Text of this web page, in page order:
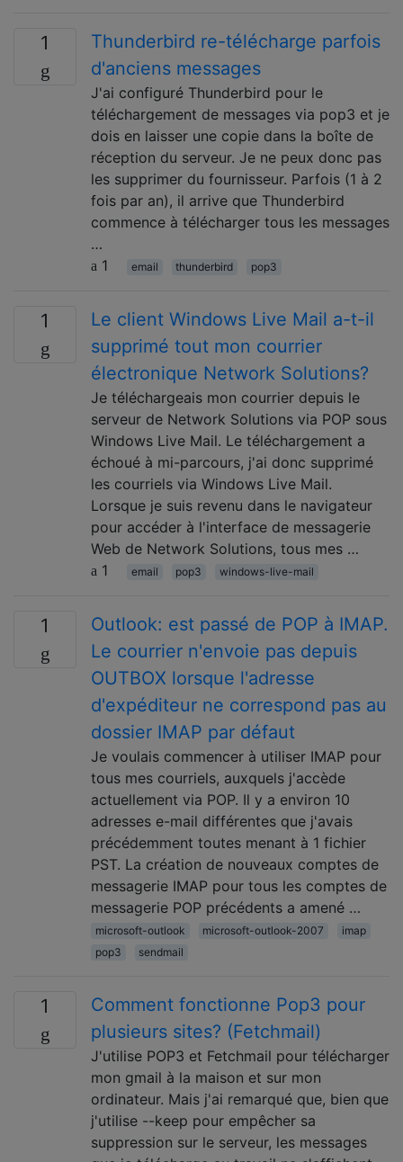
1
Thunderbird re-télécharge parfois
d'anciens messages
J'ai configuré Thunderbird pour le
téléchargement de messages via pop3 et je
dois en laisser une copie dans la boîte de
réception du serveur. Je ne peux donc pas
les supprimer du fournisseur. Parfois (1 à 2
fois par an), il arrive que Thunderbird
commence à télécharger tous les messages
…
1
email thunderbird pop3
1
Le client Windows Live Mail a-t-il
supprimé tout mon courrier
électronique Network Solutions?
Je téléchargeais mon courrier depuis le
serveur de Network Solutions via POP sous
Windows Live Mail. Le téléchargement a
échoué à mi-parcours, j'ai donc supprimé
les courriels via Windows Live Mail.
Lorsque je suis revenu dans le navigateur
pour accéder à l'interface de messagerie
Web de Network Solutions, tous mes …
1
email pop3 windows-live-mail
1
Outlook: est passé de POP à IMAP.
Le courrier n'envoie pas depuis
OUTBOX lorsque l'adresse
d'expéditeur ne correspond pas au
dossier IMAP par défaut
Je voulais commencer à utiliser IMAP pour
tous mes courriels, auxquels j'accède
actuellement via POP. Il y a environ 10
adresses e-mail différentes que j'avais
précédemment toutes menant à 1 fichier
PST. La création de nouveaux comptes de
messagerie IMAP pour tous les comptes de
messagerie POP précédents a amené …
microsoft-outlook microsoft-outlook-2007
imap
pop3
sendmail
1
Comment fonctionne Pop3 pour
plusieurs sites? (Fetchmail)
J'utilise POP3 et Fetchmail pour télécharger
mon gmail à la maison et sur mon
ordinateur. Mais j'ai remarqué que, bien que
j'utilise --keep pour empêcher sa
suppression sur le serveur, les messages